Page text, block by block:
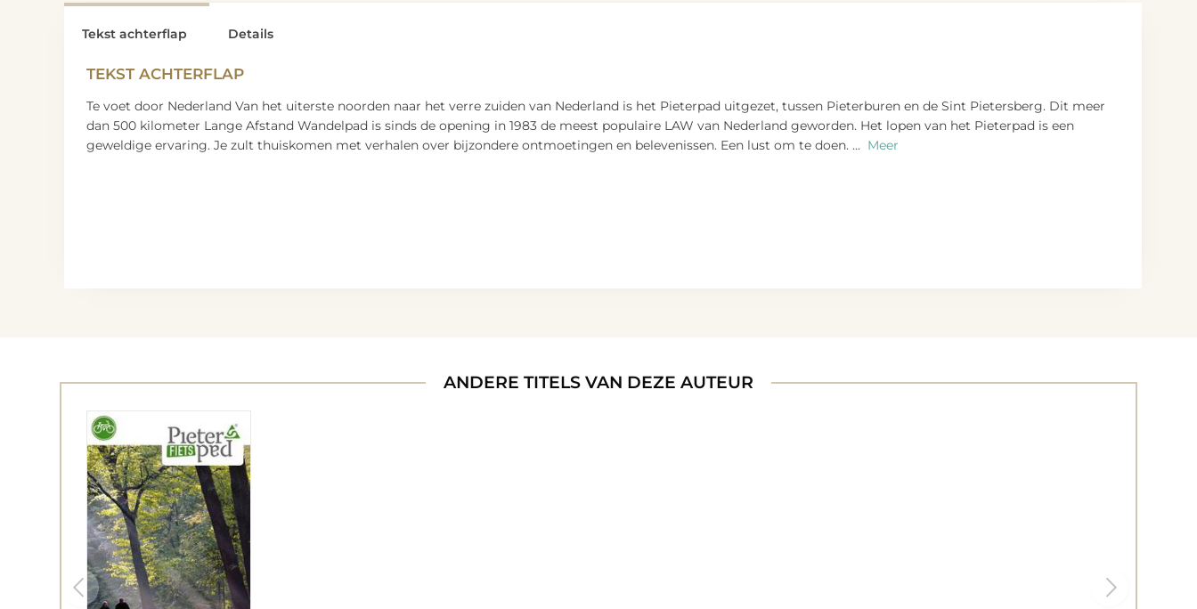
Tekst achterflap
TEKST ACHTERFLAP
Te voet door Nederland Van het uiterste noorden naar het verre zuiden van Nederland is het Pieterpad uitgezet, tussen Pieterburen en de Sint Pietersberg. Dit meer
dan 500 kilometer Lange Afstand Wandelpad is sinds de opening in 1983 de meest populaire LAW van Nederland geworden. Het lopen van het Pieterpad is een
geweldige ervaring. Je zult thuiskomen met verhalen over bijzondere ontmoetingen en belevenissen. Een lust om te doen.... Meer
Details
ANDERE TITELS VAN DEZE AUTEUR